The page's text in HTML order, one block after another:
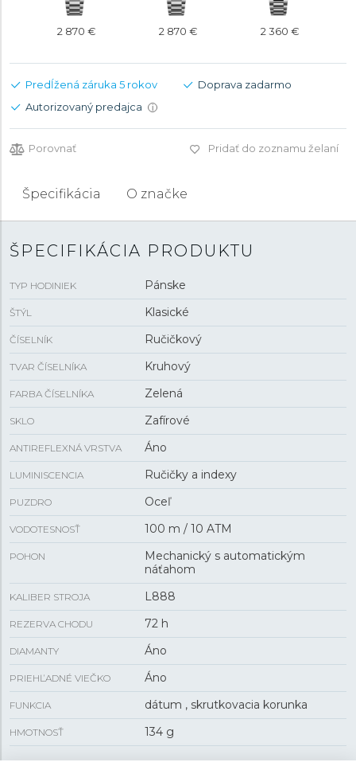
2 870 € 2 870 € 2 360 €
Predĺžená záruka 5 rokov
Doprava zadarmo
Autorizovaný predajca
i
Porovnať Pridať do zoznamu želaní
Špecifikácia O značke
ŠPECIFIKÁCIA PRODUKTU
TYP HODINIEK Pánske
ŠTÝL Klasické
ČÍSELNÍK Ručičkový
TVAR ČÍSELNÍKA Kruhový
FARBA ČÍSELNÍKA Zelená
SKLO Zafírové
ANTIREFLEXNÁ VRSTVA Áno
LUMINISCENCIA Ručičky a indexy
PUZDRO Oceľ
VODOTESNOSŤ 100 m / 10 ATM
POHON
Mechanický s automatickým
náťahom
KALIBER STROJA L888
REZERVA CHODU 72 h
DIAMANTY Áno
PRIEHĽADNÉ VIEČKO Áno
FUNKCIA dátum , skrutkovacia korunka
HMOTNOSŤ 134 g